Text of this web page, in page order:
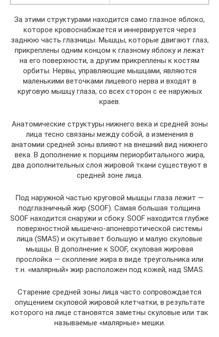
За этими структурами находится само глазное яблоко,
которое кровоснабжается и иннервируется через
заднюю часть глазницы. Мышцы, которые двигают глаз,
прикреплены одним концом к глазному яблоку и лежат
на его поверхности, а другим прикреплены к костям
орбиты. Нервы, управляющие мышцами, являются
маленькими веточками лицевого нерва и входят в
круговую мышцу глаза, со всех сторон с ее наружных
краев.
Анатомические структуры нижнего века и средней зоны
лица тесно связаны между собой, а изменения в
анатомии средней зоны влияют на внешний вид нижнего
века. В дополнение к порциям периорбитального жира,
два дополнительных слоя жировой ткани существуют в
средней зоне лица.
Под наружной частью круговой мышцы глаза лежит —
подглазничный жир (SOOF). Самая большая толщина
SOOF находится снаружи и сбоку. SOOF находится глубже
поверхностной мышечно-апоневротической системы
лица (SMAS) и окутывает большую и малую скуловые
мышцы. В дополнение к SOOF, скуловая жировая
прослойка — скопление жира в виде треугольника или
т.н. «малярный» жир расположен под кожей, над SMAS.
Старение средней зоны лица часто сопровождается
опущением скуловой жировой клетчатки, в результате
которого на лице становятся заметны скуловые или так
называемые «малярные» мешки.